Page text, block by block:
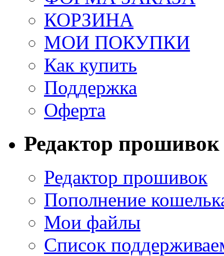
КОРЗИНА
МОИ ПОКУПКИ
Как купить
Поддержка
Оферта
Редактор прошивок
Редактор прошивок
Пополнение
Мои файлы
Список